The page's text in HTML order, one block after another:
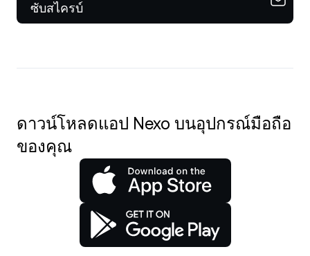
ซับสไครบ์
ดาวน์โหลดแอป Nexo บนอุปกรณ์มือถือ
ของคุณ